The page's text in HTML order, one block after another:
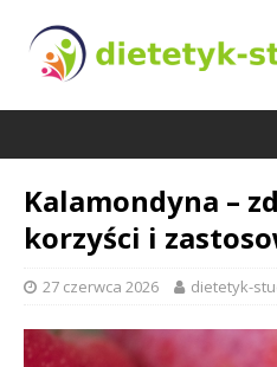
Kalamondyna –
korzyści i
27 czerwca 2026 dietetyk-